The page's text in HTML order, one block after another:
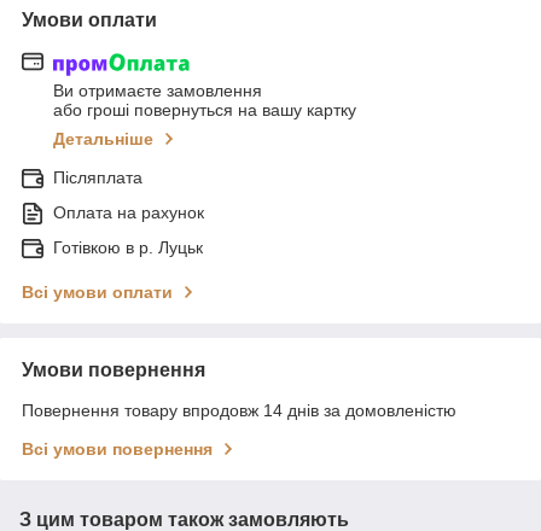
Умови оплати
Ви отримаєте замовлення
або гроші повернуться на вашу картку
Детальніше
Післяплата
Оплата на рахунок
Готівкою в р. Луцьк
Всі умови оплати
Умови повернення
Повернення товару впродовж 14 днів за домовленістю
Всі умови повернення
З цим товаром також замовляють